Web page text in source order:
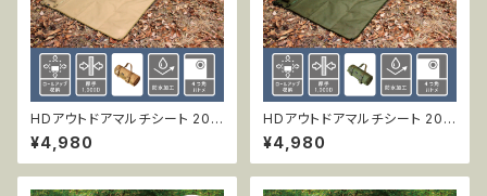
HDアウトドアマルチシート 200
x100cm コヨーテ
¥4,980
HDアウトドアマルチシート 200
x100cm グリーン
¥4,980